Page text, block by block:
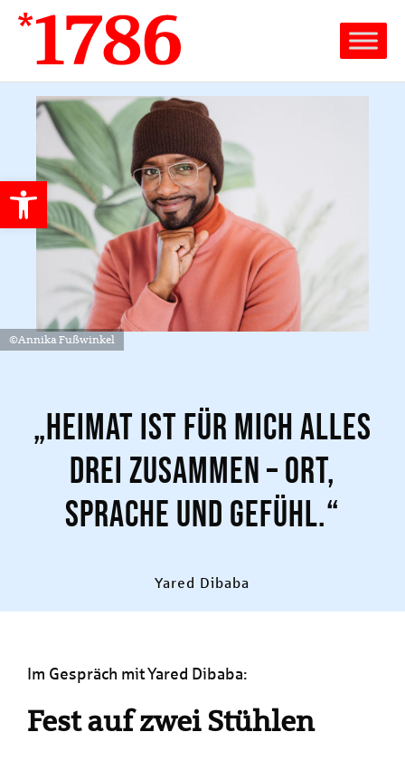
Werkzeugleiste öffnen
„Heimat ist für mich alles
drei zusammen – Ort,
Sprache und Gefühl.“
Yared Dibaba
©Annika Fußwinkel
Im Gespräch mit Yared Dibaba:
Fest auf zwei Stühlen